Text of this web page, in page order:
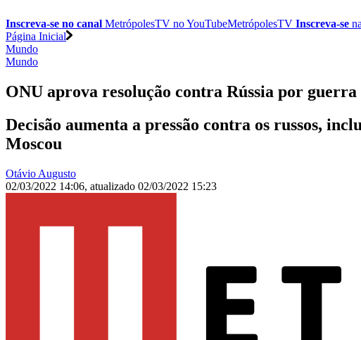
Inscreva-se no canal MetrópolesTV noYouTubeMetrópolesTV Inscreva-se
Página Inicial
Mundo
Mundo
ONU aprova resolução contra Rússia por
Decisão aumenta a pressão contra os russos,
Moscou
Otávio Augusto
02/03/2022 14:06, atualizado 02/03/2022 15:23